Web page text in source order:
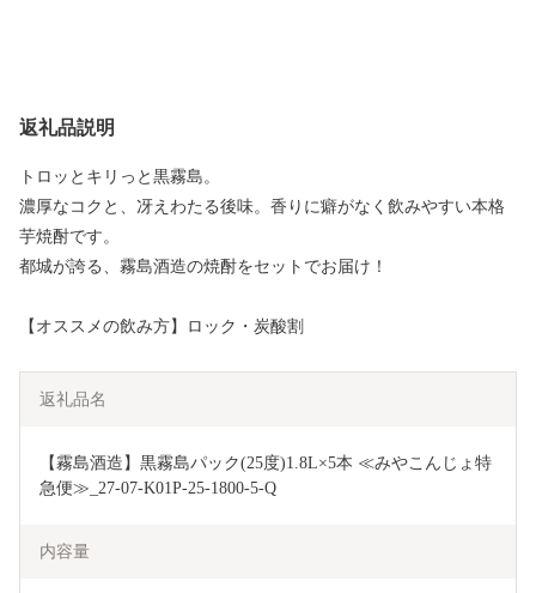
返礼品説明
トロッとキリっと黒霧島。
濃厚なコクと、冴えわたる後味。香りに癖がなく飲みやすい本格
芋焼酎です。
都城が誇る、霧島酒造の焼酎をセットでお届け！
【オススメの飲み方】ロック・炭酸割
返礼品名
【霧島酒造】黒霧島パック(25度)1.8L×5本 ≪みやこんじょ特
急便≫_27-07-K01P-25-1800-5-Q
内容量